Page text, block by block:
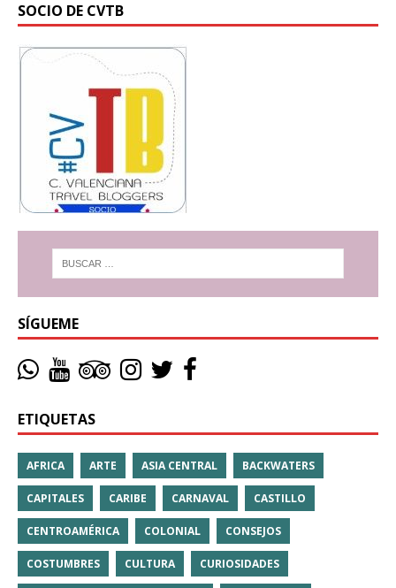
SOCIO DE CVTB
SÍGUEME
ETIQUETAS
AFRICA ARTE ASIA CENTRAL BACKWATERS
CAPITALES CARIBE CARNAVAL CASTILLO
CENTROAMÉRICA COLONIAL CONSEJOS
COSTUMBRES CULTURA CURIOSIDADES